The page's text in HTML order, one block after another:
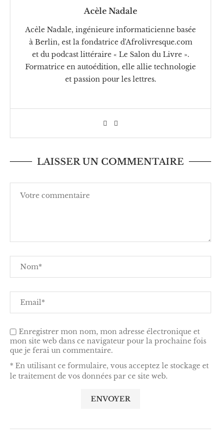
Acèle Nadale
Acèle Nadale, ingénieure informaticienne basée
à Berlin, est la fondatrice d'Afrolivresque.com
et du podcast littéraire « Le Salon du Livre ».
Formatrice en autoédition, elle allie technologie
et passion pour les lettres.
LAISSER UN COMMENTAIRE
Enregistrer mon nom, mon adresse électronique et
mon site web dans ce navigateur pour la prochaine fois
que je ferai un commentaire.
* En utilisant ce formulaire, vous acceptez le stockage et
le traitement de vos données par ce site web.